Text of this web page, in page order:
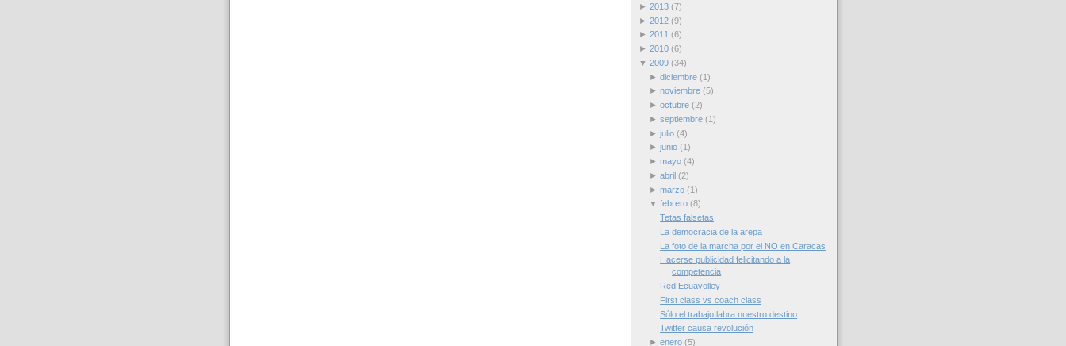
► 2013 (7)
► 2012 (9)
► 2011 (6)
► 2010 (6)
▼ 2009 (34)
► diciembre (1)
► noviembre (5)
► octubre (2)
► septiembre (1)
► julio (4)
► junio (1)
► mayo (4)
► abril (2)
► marzo (1)
▼ febrero (8)
Tetas falsetas
La democracia de la arepa
La foto de la marcha por el NO en Caracas
Hacerse publicidad felicitando a la
competencia
Red Ecuavolley
First class vs coach class
Sólo el trabajo labra nuestro destino
Twitter causa revolución
► enero (5)